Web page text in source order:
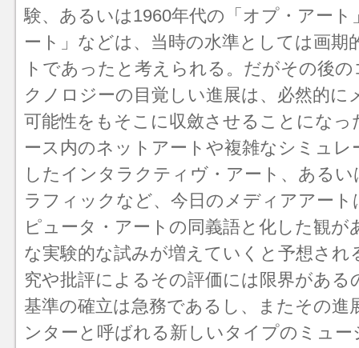
験、あるいは1960年代の「 オプ・アート
ート」などは、当時の水準としては画期
トであったと考えられる。だがその後
クノロジーの目覚しい進展は、必然的に
可能性をもそこに収斂させることになっ
ース 内のネットアートや複雑なシミュレ
した インタラクティヴ・アート 、あるい
ラフィックなど、今日のメディアアー
ピュータ・アートの同義語と化した観が
な実験的な試みが増えていくと予想され
究や批評によるその評価には限界がある
基準の確立は急務であるし、またその進
ンターと呼ばれる新しいタイプのミュ